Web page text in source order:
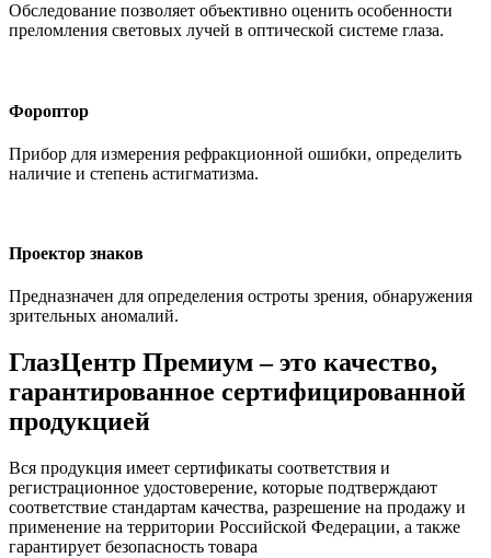
Обследование позволяет объективно оценить особенности
преломления световых лучей в оптической системе глаза.
Фороптор
Прибор для измерения рефракционной ошибки, определить
наличие и степень астигматизма.
Проектор знаков
Предназначен для определения остроты зрения, обнаружения
зрительных аномалий.
ГлазЦентр Премиум – это качество,
гарантированное сертифицированной
продукцией
Вся продукция имеет сертификаты соответствия и
регистрационное удостоверение, которые подтверждают
соответствие стандартам качества, разрешение на продажу и
применение на территории Российской Федерации, а также
гарантирует безопасность товара